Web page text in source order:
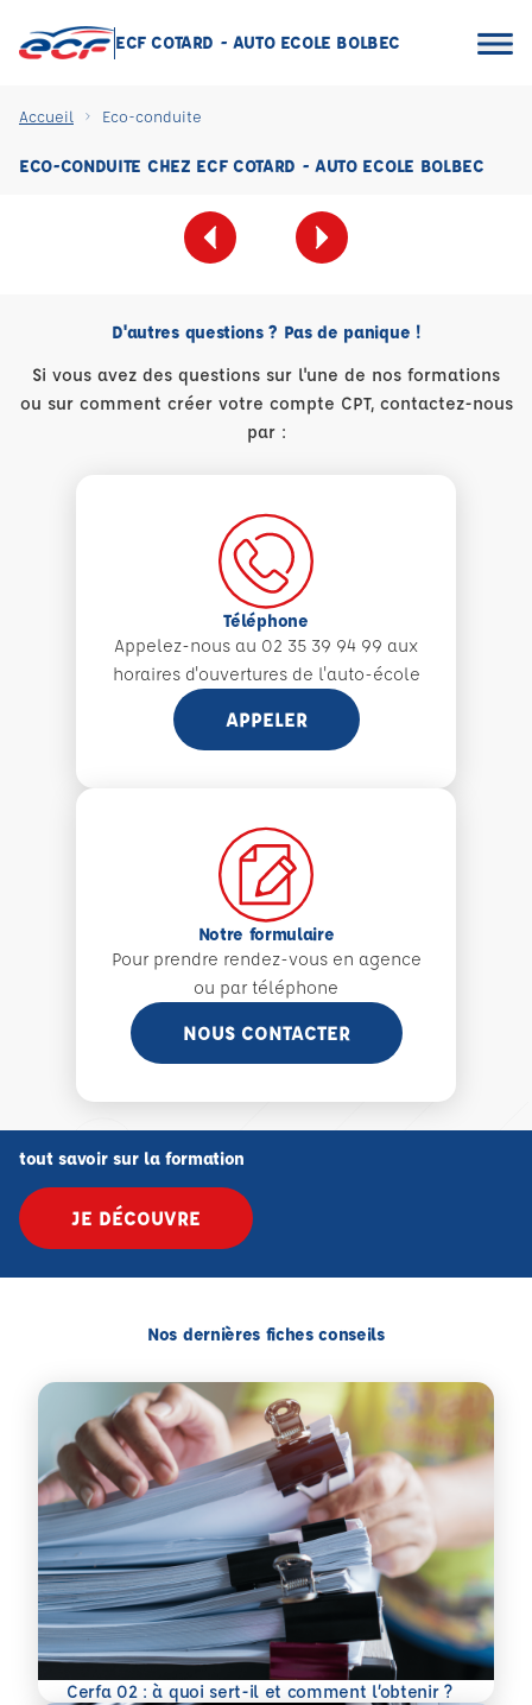
ECF COTARD - AUTO ECOLE BOLBEC
Accueil Eco-conduite
ECO-CONDUITE CHEZ ECF COTARD - AUTO ECOLE BOLBEC
D'autres questions ? Pas de panique !
Si vous avez des questions sur l'une de nos formations
ou sur comment créer votre compte CPT, contactez-nous
par :
Téléphone
Appelez-nous au 02 35 39 94 99 aux
horaires d'ouvertures de l'auto-école
APPELER
Notre formulaire
Pour prendre rendez-vous en agence
ou par téléphone
NOUS CONTACTER
tout savoir sur la formation
JE DÉCOUVRE
Nos dernières fiches conseils
Cerfa 02 : à quoi sert-il et comment l’obtenir ?
En savoir plus